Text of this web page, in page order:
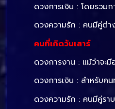
ดวงการเงิน : โดยรวม
ดวงความรัก : คนมีคู่ต่
คนที่เกิดวันเสาร์
ดวงการงาน : แม้ว่าจะ
ดวงการเงิน : สำหรับคน
ดวงความรัก : คนมีคู่รา